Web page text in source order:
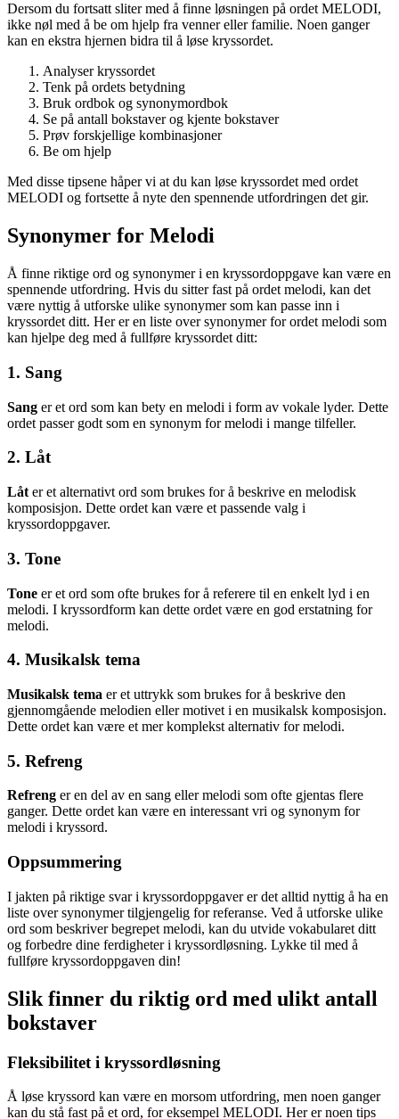
Dersom du fortsatt sliter med å finne løsningen på ordet MELODI,
ikke nøl med å be om hjelp fra venner eller familie. Noen ganger
kan en ekstra hjernen bidra til å løse kryssordet.
Analyser kryssordet
Tenk på ordets betydning
Bruk ordbok og synonymordbok
Se på antall bokstaver og kjente bokstaver
Prøv forskjellige kombinasjoner
Be om hjelp
Med disse tipsene håper vi at du kan løse kryssordet med ordet
MELODI og fortsette å nyte den spennende utfordringen det gir.
Synonymer for Melodi
Å finne riktige ord og synonymer i en kryssordoppgave kan være en
spennende utfordring. Hvis du sitter fast på ordet melodi, kan det
være nyttig å utforske ulike synonymer som kan passe inn i
kryssordet ditt. Her er en liste over synonymer for ordet melodi som
kan hjelpe deg med å fullføre kryssordet ditt:
1. Sang
Sang er et ord som kan bety en melodi i form av vokale lyder. Dette
ordet passer godt som en synonym for melodi i mange tilfeller.
2. Låt
Låt er et alternativt ord som brukes for å beskrive en melodisk
komposisjon. Dette ordet kan være et passende valg i
kryssordoppgaver.
3. Tone
Tone er et ord som ofte brukes for å referere til en enkelt lyd i en
melodi. I kryssordform kan dette ordet være en god erstatning for
melodi.
4. Musikalsk tema
Musikalsk tema er et uttrykk som brukes for å beskrive den
gjennomgående melodien eller motivet i en musikalsk komposisjon.
Dette ordet kan være et mer komplekst alternativ for melodi.
5. Refreng
Refreng er en del av en sang eller melodi som ofte gjentas flere
ganger. Dette ordet kan være en interessant vri og synonym for
melodi i kryssord.
Oppsummering
I jakten på riktige svar i kryssordoppgaver er det alltid nyttig å ha en
liste over synonymer tilgjengelig for referanse. Ved å utforske ulike
ord som beskriver begrepet melodi, kan du utvide vokabularet ditt
og forbedre dine ferdigheter i kryssordløsning. Lykke til med å
fullføre kryssordoppgaven din!
Slik finner du riktig ord med ulikt antall
bokstaver
Fleksibilitet i kryssordløsning
Å løse kryssord kan være en morsom utfordring, men noen ganger
kan du stå fast på et ord, for eksempel MELODI. Her er noen tips